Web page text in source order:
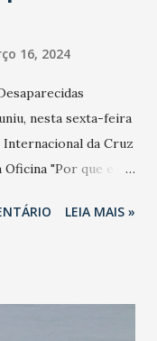
16, 2024
nesta sexta-feira
da Cruz
"Por que e
aumentar aLEIA MAIS »